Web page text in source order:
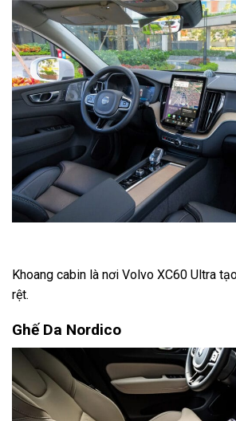
Khoang cabin là nơi Volvo XC60 Ultra
rệt.
Ghế Da Nordico